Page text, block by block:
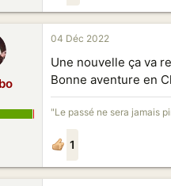
2019
311
04 Déc 2022
Une nouvelle ça va
Bonne aventure en
"Le passé ne sera jamais
1